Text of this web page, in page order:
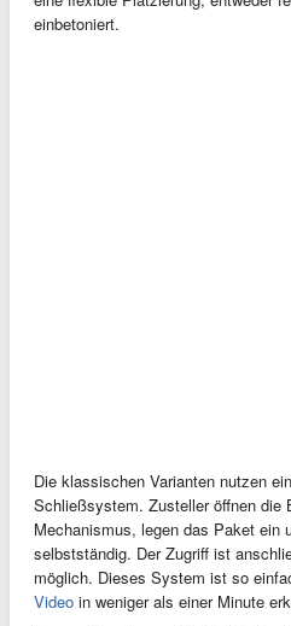
einbetoniert.
Die klassischen Varianten nutzen
Schließsystem. Zusteller öffnen die
Mechanismus, legen das Paket ein
selbstständig. Der Zugriff ist
möglich. Dieses System ist so
Video in weniger als einer Minute